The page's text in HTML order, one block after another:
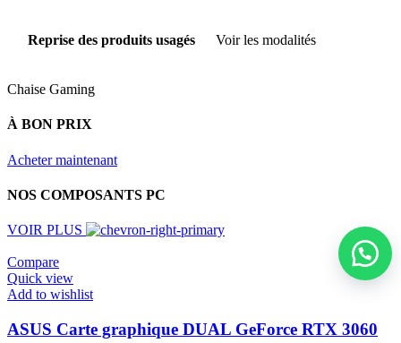
Reprise des produits usagés Voir les modalités
Chaise Gaming
À BON PRIX
Acheter maintenant
NOS COMPOSANTS PC
VOIR PLUS
Compare
Quick view
Add to wishlist
ASUS Carte graphique DUAL GeForce RTX 3060